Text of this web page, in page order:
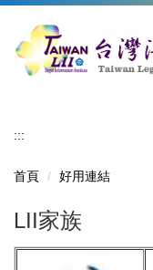
主
:::
首頁 好用連結
LII家族